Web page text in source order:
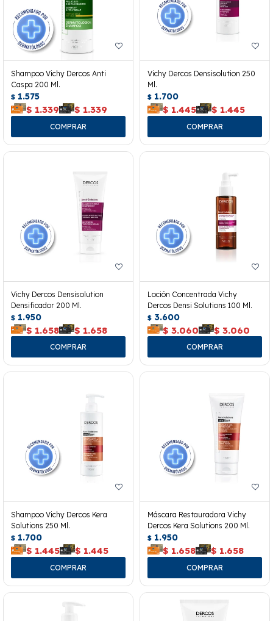
Shampoo Vichy Dercos Anti
Caspa 200 Ml.
$ 1.575
$ 1.339 $ 1.339
Vichy Dercos Densisolution 250
Ml.
$ 1.700
$ 1.445 $ 1.445
Vichy Dercos Densisolution
Densificador 200 Ml.
$ 1.950
$ 1.658 $ 1.658
Loción Concentrada Vichy
Dercos Densi Solutions 100 Ml.
$ 3.600
$ 3.060 $ 3.060
Shampoo Vichy Dercos Kera
Solutions 250 Ml.
$ 1.700
$ 1.445 $ 1.445
Máscara Restauradora Vichy
Dercos Kera Solutions 200 Ml.
$ 1.950
$ 1.658 $ 1.658